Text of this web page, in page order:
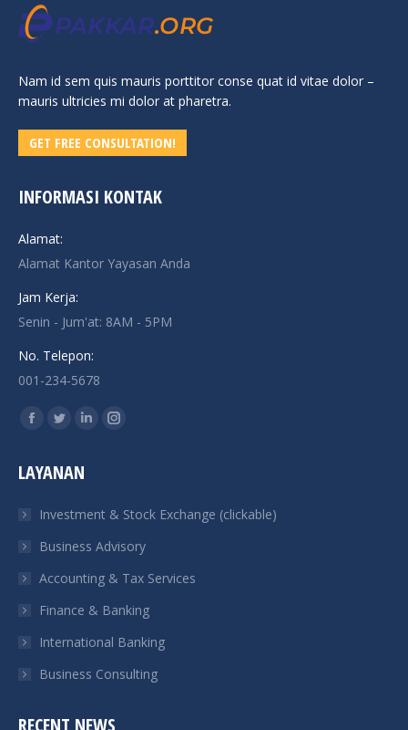
Nam id sem quis mauris porttitor conse quat id vitae dolor –
mauris ultricies mi dolor at pharetra.
GET FREE CONSULTATION!
INFORMASI KONTAK
Alamat:
Alamat Kantor Yayasan Anda
Jam Kerja:
Senin - Jum'at: 8AM - 5PM
No. Telepon:
001-234-5678
Find us on:
Facebook
opens
new
window
Twitter
opens
new
window
Linkedin
new
window
Instagram
new
window
LAYANAN
Investment & Stock Exchange (clickable)
Business Advisory
Accounting & Tax Services
Finance & Banking
International Banking
Business Consulting